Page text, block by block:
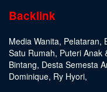
Backlink
Media Wanita, Pelataran,
Satu Rumah, Puteri Anak
Bintang, Desta Semesta
Dominique, Ry Hyori,